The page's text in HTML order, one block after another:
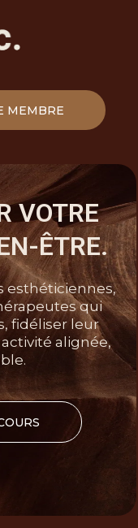
MEMBRE
VOTRE
ÊTRE.
esthéticiennes,
qui
fidéliser leur
alignée,